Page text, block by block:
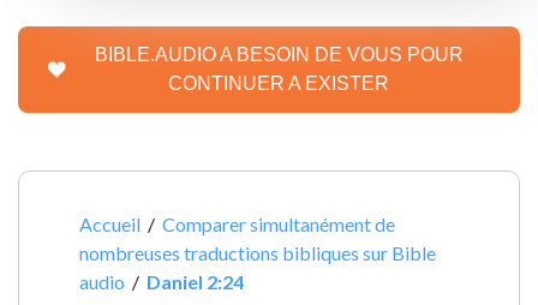
BIBLE.AUDIO A BESOIN DE VOUS POUR
CONTINUER A EXISTER
Accueil /Comparer simultanément de
nombreuses traductions bibliques sur Bible
audio / Daniel 2:24